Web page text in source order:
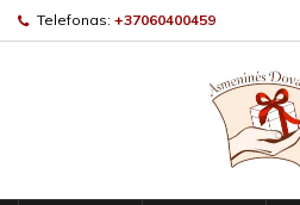
Telefonas: +37060400459